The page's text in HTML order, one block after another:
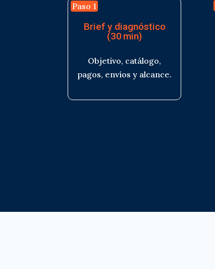
Paso 1
Brief y diagnóstico
(30 min)
Objetivo, catálogo,
pagos, envíos y alcance.